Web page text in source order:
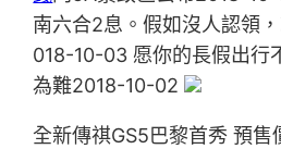
南六合2息。假如沒人認領，
018-10-03 愿你的長假出行
為難2018-10-02
全新傳祺GS5巴黎首秀 預售